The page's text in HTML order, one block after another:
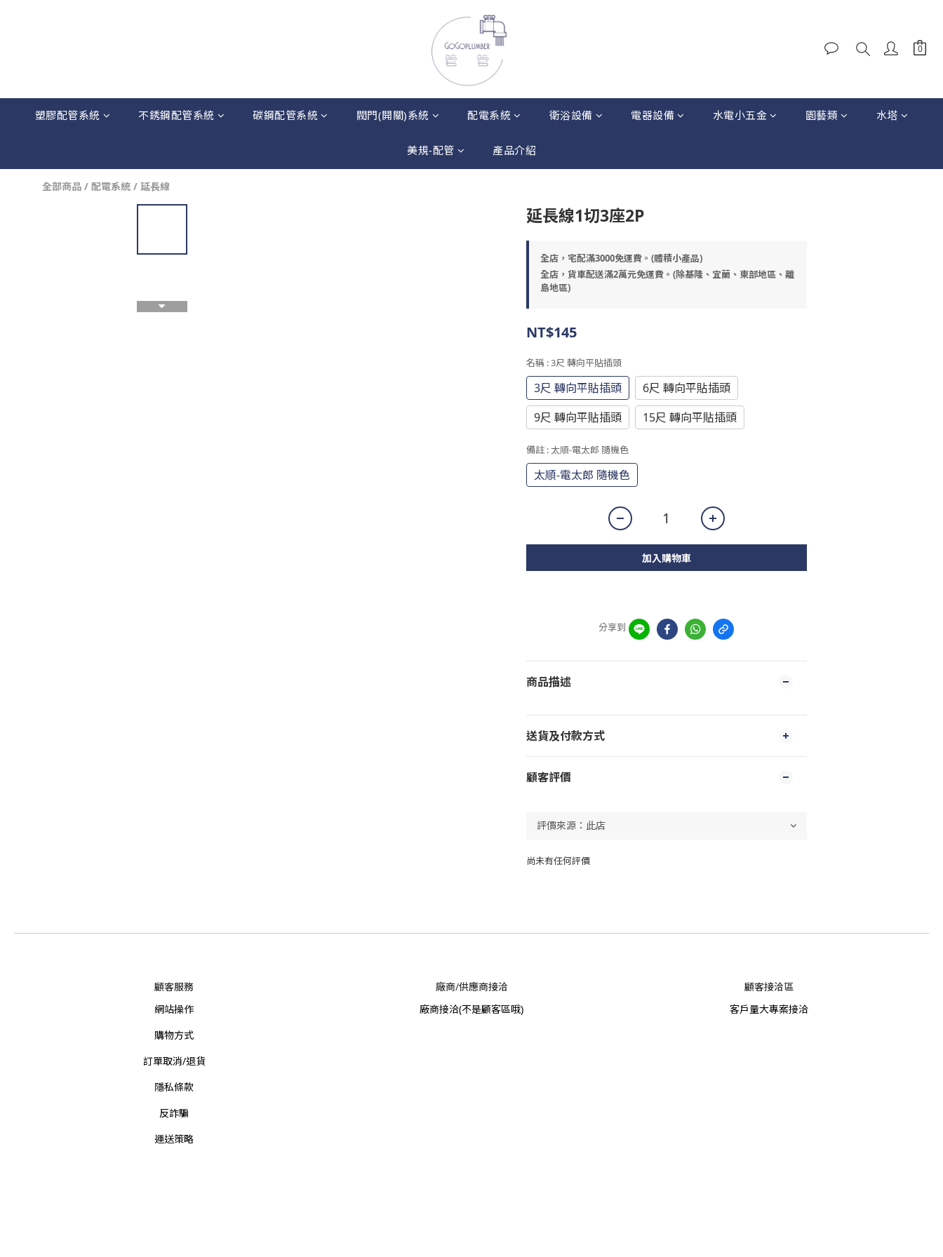
塑膠配管系統 不銹鋼配管系統 碳鋼配管系統 閥門(開關)系統 配電系統 衛浴設備 電器設備 水電小五金 園藝類 水塔
美規-配管 產品介紹
全部商品 / 配電系統 / 延長線
延長線1切3座2P
全店，宅配滿3000免運費。(體積小產品)
全店，貨車配送滿2萬元免運費。(除基隆、宜蘭、東部地區、離
島地區)
NT$145
名稱 : 3尺 轉向平貼插頭
3尺 轉向平貼插頭
6尺 轉向平貼插頭
9尺 轉向平貼插頭
15尺 轉向平貼插頭
備註 : 太順-電太郎 隨機色
太順-電太郎 隨機色
加入購物車
分享到
商品描述
送貨及付款方式
顧客評價
尚未有任何評價
顧客服務
網站操作
購物方式
訂單取消/退貨
隱私條款
反詐騙
運送策略
廠商/供應商接洽
廠商接洽(不是顧客區哦)
顧客接洽區
客戶量大專案接洽